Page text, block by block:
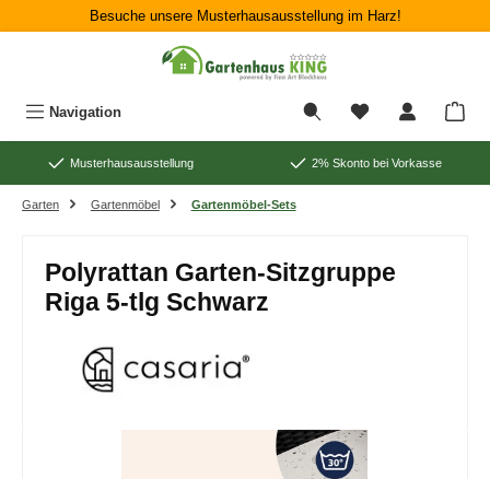
Zum Hauptinhalt springenBesuche unsere Musterhausausstellung im Harz!
Navigation
Musterhausausstellung 2% Skonto bei Vorkasse
Garten Gartenmöbel Gartenmöbel-Sets
Polyrattan Garten-Sitzgruppe
Riga 5-tlg Schwarz